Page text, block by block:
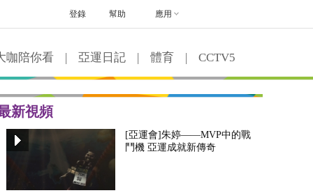
幫助 應用
登錄
咖陪你看 | 亞運日記 | 體育 | CCTV5
新視頻
[亞運會]朱婷——MVP中的戰
鬥機 亞運成就新傳奇